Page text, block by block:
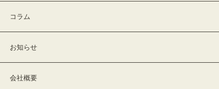
コラム
お知らせ
会社概要